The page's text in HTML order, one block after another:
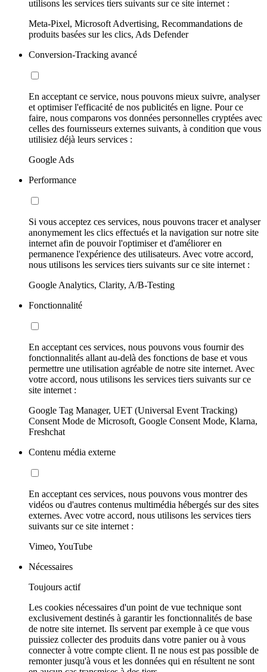
utilisons les services tiers suivants sur ce site internet :
Meta-Pixel, Microsoft Advertising, Recommandations de
produits basées sur les clics, Ads Defender
Conversion-Tracking avancé
En acceptant ce service, nous pouvons mieux suivre, analyser
et optimiser l'efficacité de nos publicités en ligne. Pour ce
faire, nous comparons vos données personnelles cryptées avec
celles des fournisseurs externes suivants, à condition que vous
utilisiez déjà leurs services :
Google Ads
Performance
Si vous acceptez ces services, nous pouvons tracer et analyser
anonymement les clics effectués et la navigation sur notre site
internet afin de pouvoir l'optimiser et d'améliorer en
permanence l'expérience des utilisateurs. Avec votre accord,
nous utilisons les services tiers suivants sur ce site internet :
Google Analytics, Clarity, A/B-Testing
Fonctionnalité
En acceptant ces services, nous pouvons vous fournir des
fonctionnalités allant au-delà des fonctions de base et vous
permettre une utilisation agréable de notre site internet. Avec
votre accord, nous utilisons les services tiers suivants sur ce
site internet :
Google Tag Manager, UET (Universal Event Tracking)
Consent Mode de Microsoft, Google Consent Mode, Klarna,
Freshchat
Contenu média externe
En acceptant ces services, nous pouvons vous montrer des
vidéos ou d'autres contenus multimédia hébergés sur des sites
externes. Avec votre accord, nous utilisons les services tiers
suivants sur ce site internet :
Vimeo, YouTube
Nécessaires
Toujours actif
Les cookies nécessaires d'un point de vue technique sont
exclusivement destinés à garantir les fonctionnalités de base
de notre site internet. Ils servent par exemple à ce que vous
puissiez collecter des produits dans votre panier ou à vous
connecter à votre compte client. Il ne nous est pas possible de
remonter jusqu'à vous et les données qui en résultent ne sont